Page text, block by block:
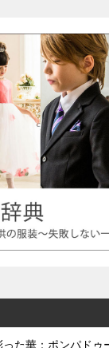
った華：ポンパドゥ